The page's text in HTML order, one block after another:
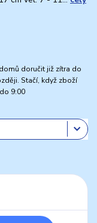
doručit již zítra do
Stačí, když zboží
9:00